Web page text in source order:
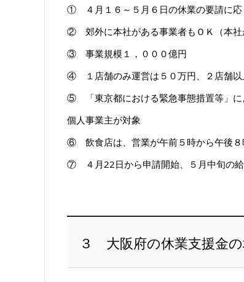
① ４月１６～５月６日の休業の要請に応
② 郊外に本社がある事業者もＯＫ（本社
③ 事業規模１，０００億円
④ １店舗のみ運営は５０万円、２店舗以
⑤ 「東京都における緊急事態措置等」に
個人事業主が対象
⑥ 飲食店は、営業が午前５時から午後
⑦ ４月22日から申請開始、５月中旬の
３ 大阪府の休業支援金